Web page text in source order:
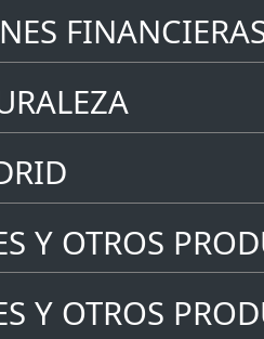
Y OTROS
Y OTROS